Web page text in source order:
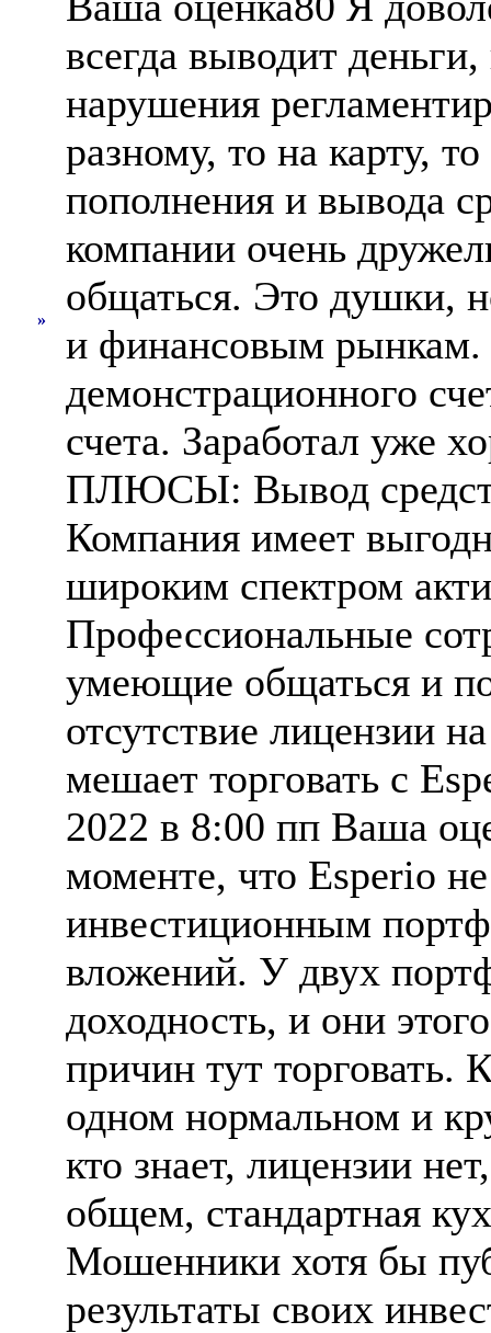
»
всегда выводит
нарушения
разному, то на карту,
пополнения и вывода
компании очень
общаться. Это душки,
и финансовым рынкам.
демонстрационного
счета. Заработал уже
ПЛЮСЫ: Вывод средств
Компания имеет
широким спектром
Профессиональные
умеющие общаться и
отсутствие лицензии
мешает торговать с
2022 в 8:00 пп Ваша
моменте, что Esperio
инвестиционным
вложений. У двух
доходность, и они
причин тут торговать.
одном нормальном и
кто знает, лицензии
общем, стандартная
Мошенники хотя бы
результаты своих